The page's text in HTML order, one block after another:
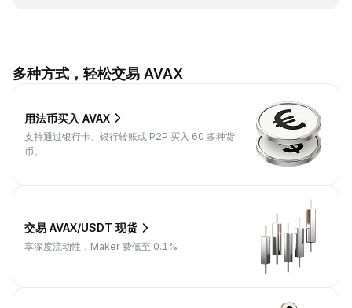
多种方式，轻松交易 AVAX
用法币买入 AVAX
支持通过银行卡、银行转账或 P2P 买入 60 多种货
币。
交易 AVAX/USDT 现货
享深度流动性，Maker 费低至 0.1%